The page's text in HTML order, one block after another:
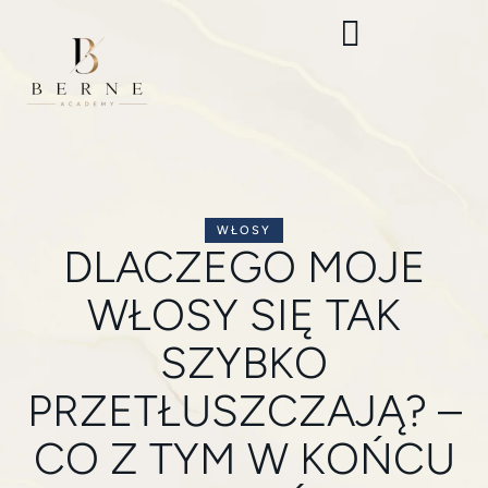
WŁOSY
DLACZEGO MOJE
WŁOSY SIĘ TAK
SZYBKO
PRZETŁUSZCZAJĄ? –
CO Z TYM W KOŃCU